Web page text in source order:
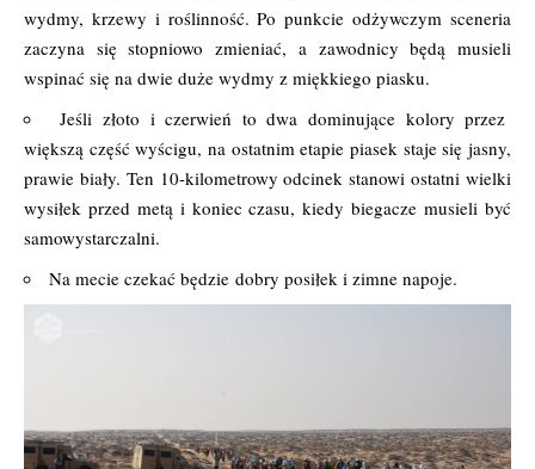
wydmy, krzewy i roślinność. Po punkcie odżywczym sceneria
zaczyna się stopniowo zmieniać, a zawodnicy będą musieli
wspinać się na dwie duże wydmy z miękkiego piasku.
Jeśli złoto i czerwień to dwa dominujące kolory przez
większą część wyścigu, na ostatnim etapie piasek staje się jasny,
prawie biały. Ten 10-kilometrowy odcinek stanowi ostatni wielki
wysiłek przed metą i koniec czasu, kiedy biegacze musieli być
samowystarczalni.
Na mecie czekać będzie dobry posiłek i zimne napoje.